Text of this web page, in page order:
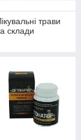
трави
склади